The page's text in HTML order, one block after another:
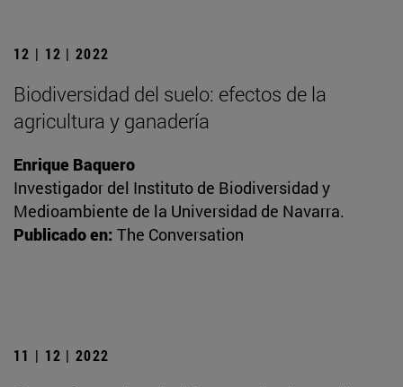
12 | 12 | 2022
Biodiversidad del suelo: efectos de la
agricultura y ganadería
Enrique Baquero
Investigador del Instituto de Biodiversidad y
Medioambiente de la Universidad de Navarra.
Publicado en: The Conversation
11 | 12 | 2022